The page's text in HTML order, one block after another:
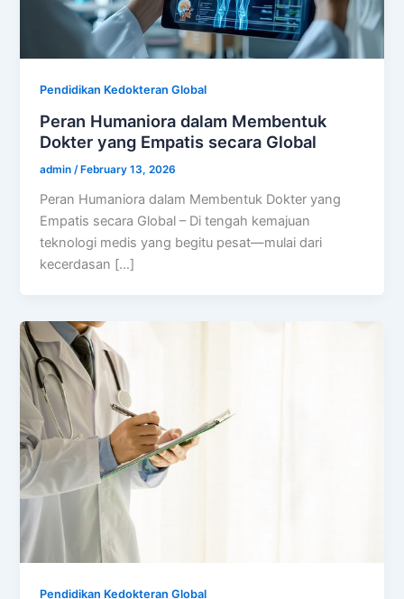
Pendidikan Kedokteran Global
Peran Humaniora dalam Membentuk
Dokter yang Empatis secara Global
admin /February 13, 2026
Peran Humaniora dalam Membentuk Dokter yang
Empatis secara Global – Di tengah kemajuan
teknologi medis yang begitu pesat—mulai dari
kecerdasan […]
Pendidikan Kedokteran Global